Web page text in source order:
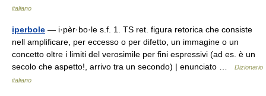
italiano
iperbole — i·pèr·bo·le s.f. 1. TS ret. figura retorica che consiste
nell amplificare, per eccesso o per difetto, un immagine o un
concetto oltre i limiti del verosimile per fini espressivi (ad es. è un
secolo che aspetto!, arrivo tra un secondo) | enunciato …
Dizionario
italiano